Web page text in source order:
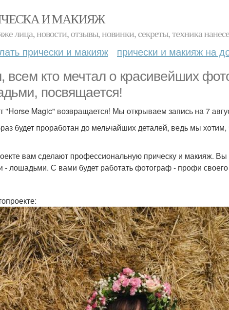
И МАКИЯЖ
лица, новости, отзывы, новинки, секреты, техника
прически и макияж прически и макияж на
всем кто мечтал о красивейших
посвящается!
Magic" возвращается! Мы открываем запись на 7
будет проработан до мельчайших деталей, ведь мы
вам сделают профессиональную прическу и макияж. Вы
лошадьми. С вами будет работать фотограф - профи своего